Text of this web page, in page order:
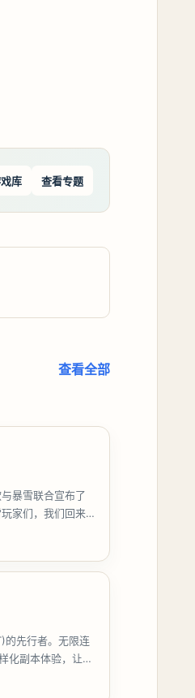
库 查看专题
查看全部
暴雪联合宣布了
家们，我们回来
的先行者。无限连
化副本体验，让玩